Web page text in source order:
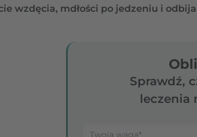
wzdęcia, mdłości po jedzeniu i
Sprawdź,
leczenia